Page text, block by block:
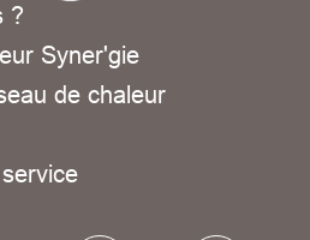
?
Syner'gie
de chaleur